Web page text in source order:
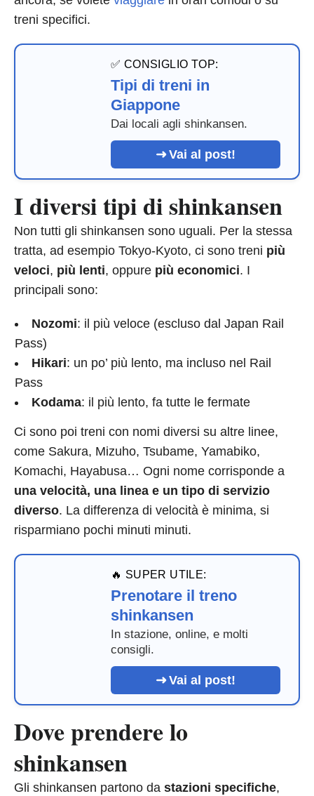
treni specifici.
✅ CONSIGLIO TOP:
Tipi di treni in
Giappone
Dai locali agli shinkansen.
Vai al post!
I diversi tipi di shinkansen
Non tutti gli shinkansen sono uguali. Per la stessa
tratta, ad esempio Tokyo-Kyoto, ci sono treni più
veloci, più lenti, oppure più economici. I
principali sono:
Nozomi: il più veloce (escluso dal Japan Rail
Pass)
Hikari: un po’ più lento, ma incluso nel Rail
Pass
Kodama: il più lento, fa tutte le fermate
Ci sono poi treni con nomi diversi su altre linee,
come Sakura, Mizuho, Tsubame, Yamabiko,
Komachi, Hayabusa… Ogni nome corrisponde a
una velocità, una linea e un tipo di servizio
diverso. La differenza di velocità è minima, si
risparmiano pochi minuti minuti.
🔥 SUPER UTILE:
Prenotare il treno
shinkansen
In stazione, online, e molti
consigli.
Vai al post!
Dove prendere lo
shinkansen
Gli shinkansen partono da stazioni specifiche,